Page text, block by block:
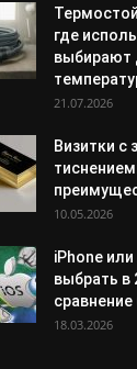
где
выбирают
21.07.2026
Визитки с
10.05.2026
iPhone
выбрать в
сравнение
18.03.2026